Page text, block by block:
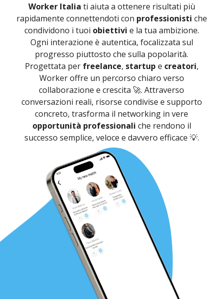
Worker Italia ti aiuta a ottenere risultati più
rapidamente connettendoti con professionisti che
condividono i tuoi obiettivi e la tua ambizione.
Ogni interazione è autentica, focalizzata sul
progresso piuttosto che sulla popolarità.
Progettata per freelance, startup e creatori,
Worker offre un percorso chiaro verso
collaborazione e crescita 🚀. Attraverso
conversazioni reali, risorse condivise e supporto
concreto, trasforma il networking in vere
opportunità professionali che rendono il
successo semplice, veloce e davvero efficace 💡.